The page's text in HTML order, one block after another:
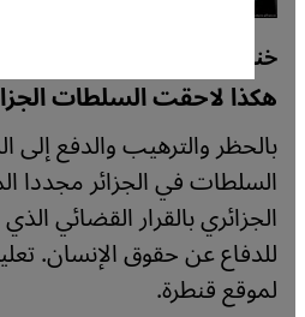
خنق حرية التعبير في الجزائر
هكذا لاحقت السلطات
بالحظر والترهيب والدفع
السلطات في الجزائر مجددا
الجزائري بالقرار القضائي
للدفاع عن حقوق الإنسان.
لموقع قنطرة.